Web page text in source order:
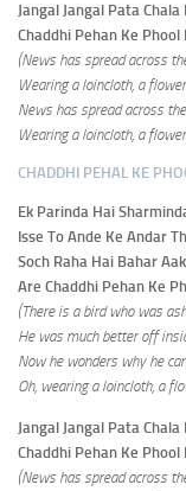
Jangal Jangal Pata Chala
Chaddhi Pehan Ke Phool
(News has spread across
Wearing a loincloth, a
News has spread across
Wearing a loincloth, a
CHADDHI PEHAL KE
Ek Parinda Hai
Isse To Ande Ke Andar
Soch Raha Hai Bahar
Are Chaddhi Pehan Ke
(There is a bird who was
He was much better off
Now he wonders why he
Oh, wearing a loincloth, a
Jangal Jangal Pata Chala
Chaddhi Pehan Ke Phool
(News has spread across